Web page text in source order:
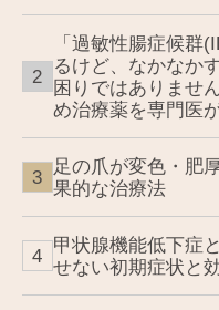
「過敏性腸症候群
るけど、なかなか
困りではありませ
め治療薬を専門医
足の爪が変色・肥
果的な治療法
甲状腺機能低下症
せない初期症状と